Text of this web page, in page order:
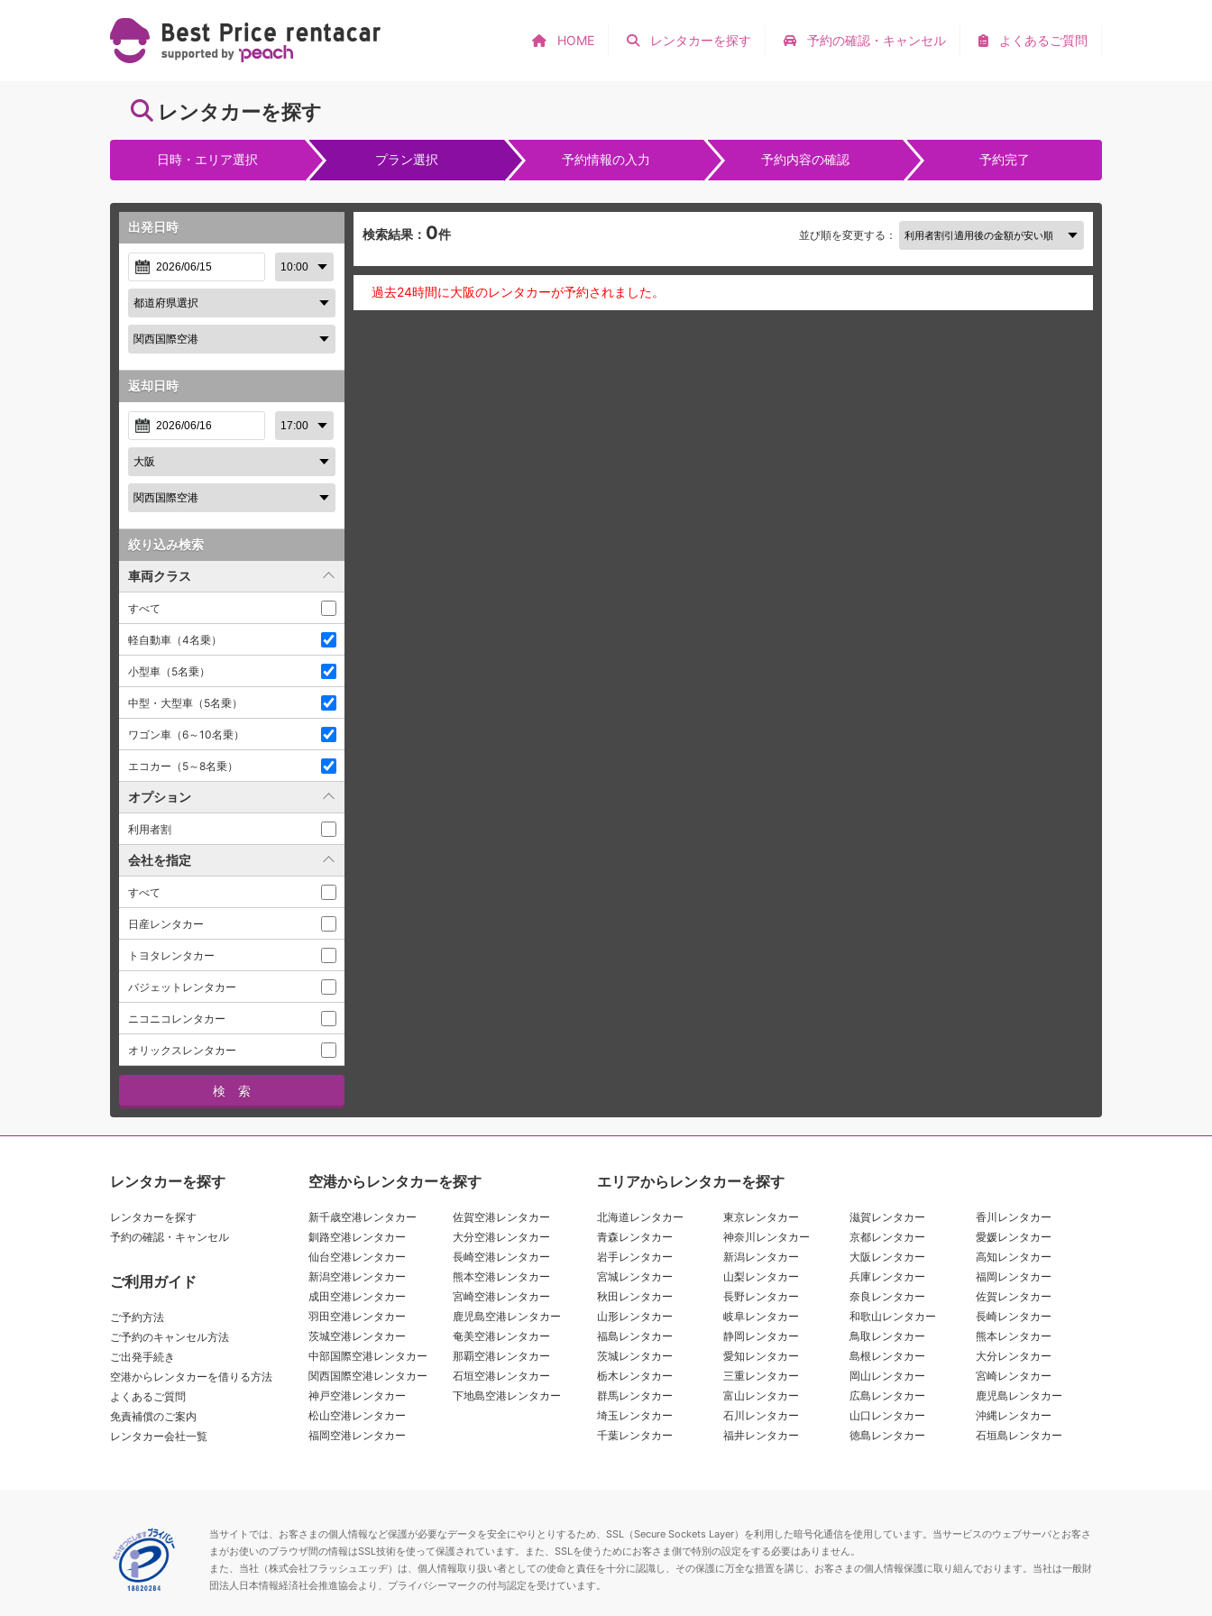
よくあるご質問
予約の確認・キャンセル
レンタカーを探す
HOME
レンタカーを探す
日時・エリア選択 プラン選択 予約情報の入力 予約内容の確認 予約完了
出発日時
返却日時
絞り込み検索
車両クラス
すべて
軽自動車（4名乗）
小型車（5名乗）
中型・大型車（5名乗）
ワゴン車（6～10名乗）
エコカー（5～8名乗）
オプション
利用者割
会社を指定
すべて
日産レンタカー
トヨタレンタカー
バジェットレンタカー
ニコニコレンタカー
オリックスレンタカー
検索結果： 0件 並び順を変更する：
過去24時間に大阪のレンタカーが予約されました。
レンタカーを探す
レンタカーを探す
予約の確認・キャンセル
ご利用ガイド
ご予約方法
ご予約のキャンセル方法
ご出発手続き
空港からレンタカーを借りる方法
よくあるご質問
免責補償のご案内
レンタカー会社一覧
空港からレンタカーを探す
新千歳空港レンタカー
釧路空港レンタカー
仙台空港レンタカー
新潟空港レンタカー
成田空港レンタカー
羽田空港レンタカー
茨城空港レンタカー
中部国際空港レンタカー
関西国際空港レンタカー
神戸空港レンタカー
松山空港レンタカー
福岡空港レンタカー
佐賀空港レンタカー
大分空港レンタカー
長崎空港レンタカー
熊本空港レンタカー
宮崎空港レンタカー
鹿児島空港レンタカー
奄美空港レンタカー
那覇空港レンタカー
石垣空港レンタカー
下地島空港レンタカー
エリアからレンタカーを探す
北海道レンタカー
青森レンタカー
岩手レンタカー
宮城レンタカー
秋田レンタカー
山形レンタカー
福島レンタカー
茨城レンタカー
栃木レンタカー
群馬レンタカー
埼玉レンタカー
千葉レンタカー
東京レンタカー
神奈川レンタカー
新潟レンタカー
山梨レンタカー
長野レンタカー
岐阜レンタカー
静岡レンタカー
愛知レンタカー
三重レンタカー
富山レンタカー
石川レンタカー
福井レンタカー
滋賀レンタカー
京都レンタカー
大阪レンタカー
兵庫レンタカー
奈良レンタカー
和歌山レンタカー
鳥取レンタカー
島根レンタカー
岡山レンタカー
広島レンタカー
山口レンタカー
徳島レンタカー
香川レンタカー
愛媛レンタカー
高知レンタカー
福岡レンタカー
佐賀レンタカー
長崎レンタカー
熊本レンタカー
大分レンタカー
宮崎レンタカー
鹿児島レンタカー
沖縄レンタカー
石垣島レンタカー
当サイトでは、お客さまの個人情報など保護が必要なデータを安全にやりとりするため、SSL（Secure Sockets Layer）を利用した暗号化通信を使用しています。当サービスのウェブサーバとお客さ
まがお使いのブラウザ間の情報はSSL技術を使って保護されています。また、SSLを使うためにお客さま側で特別の設定をする必要はありません。
また、当社（株式会社フラッシュエッヂ）は、個人情報取り扱い者としての使命と責任を十分に認識し、その保護に万全な措置を講じ、お客さまの個人情報保護に取り組んでおります。当社は一般財
団法人日本情報経済社会推進協会より、プライバシーマークの付与認定を受けています。